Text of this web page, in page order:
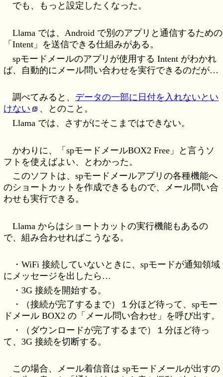
でも、もっと設定したくなった。
Llama では、Android で別のアプリと通信するための
「Intent」を送信できる仕組みがある。
spモードメールのアプリが使用する Intent がわかれ
ば、自動的にメール問い合わせを実行できるのだが…
調べてみると、 データの一部に日付を入れないとい
けない
、とのこと。
Llama では、さすがにそこまではできない。
かわりに、「spモードメールBOX2 Free」と言うソ
フトを使えばよい、とわかった。
このソフトは、spモードメールアプリの各種機能へ
のショートカットを作成できるもので、メール問い合
わせも実行できる。
Llama からはショートカットの実行機能もあるの
で、組み合わせればこうなる。
・WiFi 接続していないときに、spモードが通知領域
にメッセージを出したら…
・3G 接続を開始する。
・（接続が完了するまで）１分ほど待って、spモー
ドメール BOX2 の「メール問い合わせ」を呼び出す。
・（ダウンロードが完了するまで）１分ほど待っ
て、3G 接続を切断する。
この場合、メール着信音は spモードメールが出すの